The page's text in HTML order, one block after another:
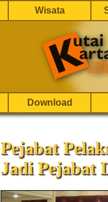
Wisata
Download
Pejabat
Jadi Pejabat